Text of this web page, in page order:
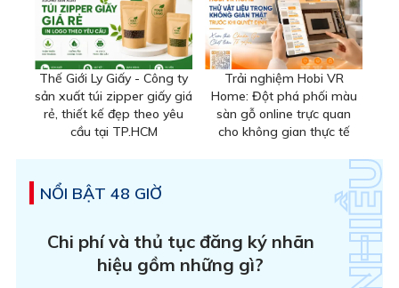
Thế Giới Ly Giấy - Công ty
sản xuất túi zipper giấy giá
rẻ, thiết kế đẹp theo yêu
cầu tại TP.HCM
Trải nghiệm Hobi VR
Home: Đột phá phối màu
sàn gỗ online trực quan
cho không gian thực tế
NỔI BẬT 48 GIỜ
Chi phí và thủ tục đăng ký nhãn
hiệu gồm những gì?